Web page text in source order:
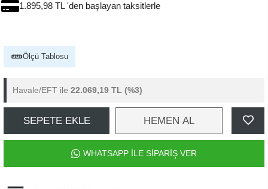
1.895,98 TL 'den başlayan taksitlerle
Ölçü Tablosu
Havale/EFT ile 22.069,19 TL (%3)
SEPETE EKLE HEMEN AL
WHATSAPP İLE SİPARİŞ VER